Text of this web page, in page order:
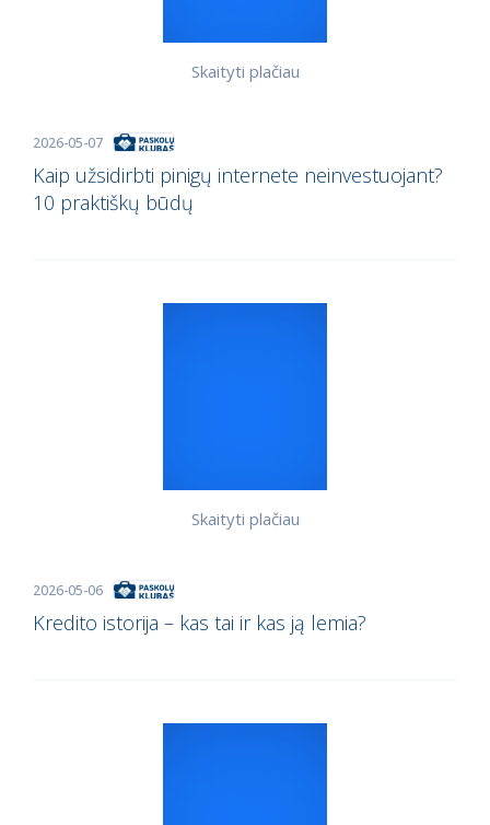
2026-05-07
Kaip užsidirbti pinigų internete neinvestuojant?
10 praktiškų būdų
Skaityti plačiau
2026-05-06
Kredito istorija – kas tai ir kas ją lemia?
Skaityti plačiau